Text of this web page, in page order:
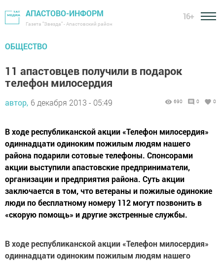
АПАСТОВО-ИНФОРМ
Газета "Звезда" - Апастовский район
16+
ОБЩЕСТВО
11 апастовцев получили в подарок
телефон милосердия
автор, 6 декабря 2013 - 05:49 690 0 0
В ходе республиканской акции «Телефон милосердия»
одиннадцати одиноким пожилым людям нашего
района подарили сотовые телефоны. Спонсорами
акции выступили апастовские предприниматели,
организации и предприятия района. Суть акции
заключается в том, что ветераны и пожилые одинокие
люди по бесплатному номеру 112 могут позвонить в
«скорую помощь» и другие экстренные службы.
В ходе республиканской акции «Телефон милосердия»
одиннадцати одиноким пожилым людям нашего